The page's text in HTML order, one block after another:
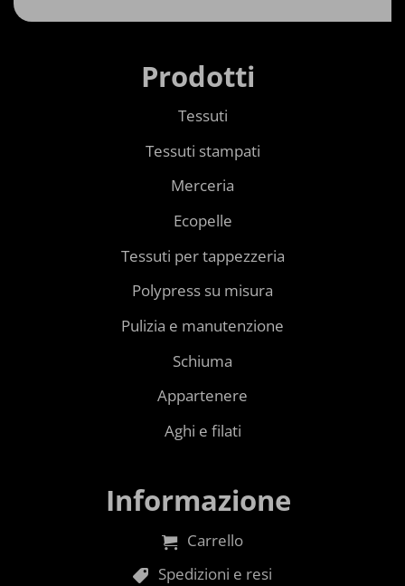
Prodotti
Tessuti
Tessuti stampati
Merceria
Ecopelle
Tessuti per tappezzeria
Polypress su misura
Pulizia e manutenzione
Schiuma
Appartenere
Aghi e filati
Informazione
Carrello
Spedizioni e resi